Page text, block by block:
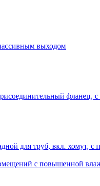
выходом
фланец,
для труб, вкл. хомут, с
с повышенной